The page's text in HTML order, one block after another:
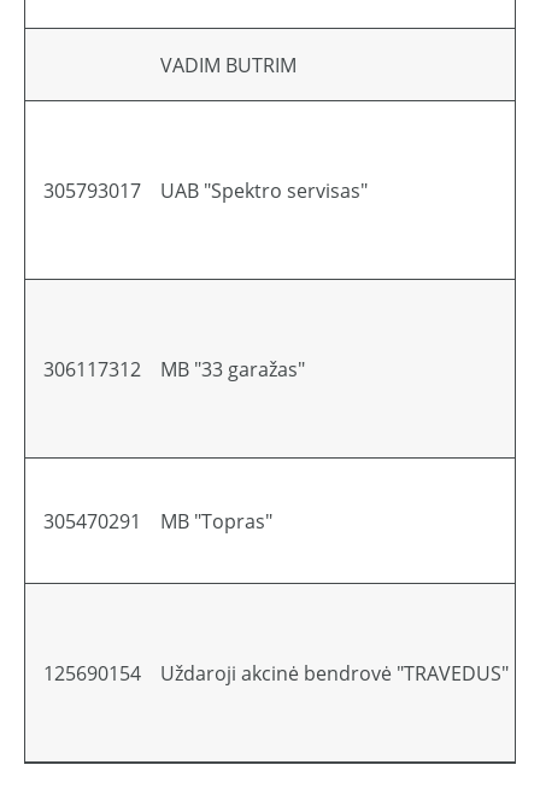
VADIM BUTRIM
305793017 UAB "Spektro servisas"
306117312 MB "33 garažas"
305470291 MB "Topras"
125690154 Uždaroji akcinė bendrovė "TRAVEDUS"